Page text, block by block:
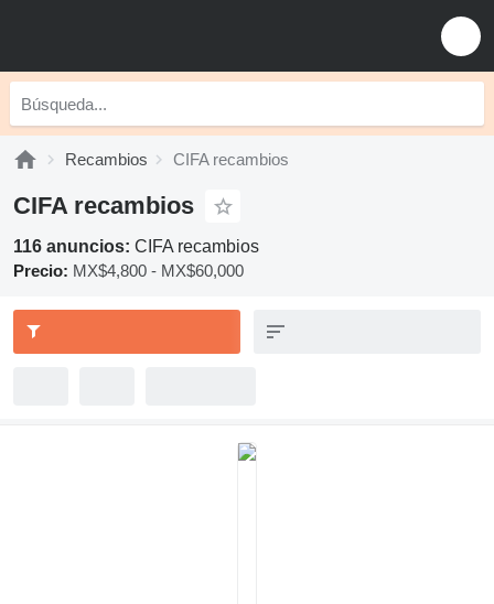
Recambios CIFA recambios
CIFA recambios
116 anuncios: CIFA recambios
Precio: MX$4,800 - MX$60,000